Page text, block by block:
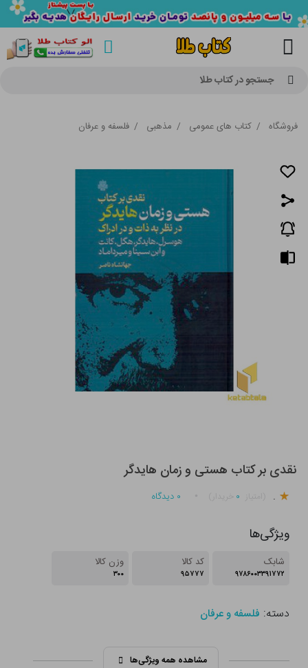
جستجو در کتاب طلا
فروشگاه / کتاب های عمومی / مذهبی / فلسفه و عرفان
نقدی بر کتاب هستی و زمان هایدگر
. ۰ ۰ دیدگاه
ویژگی‌ها
شابک
۹۷۸۶۰۰۳۳۹۱۷۷۲
کد کالا
۹۵۷۷۷
وزن کالا
۳۰۰
دسته: فلسفه و عرفان
مشاهده همه ویژگی‌ها